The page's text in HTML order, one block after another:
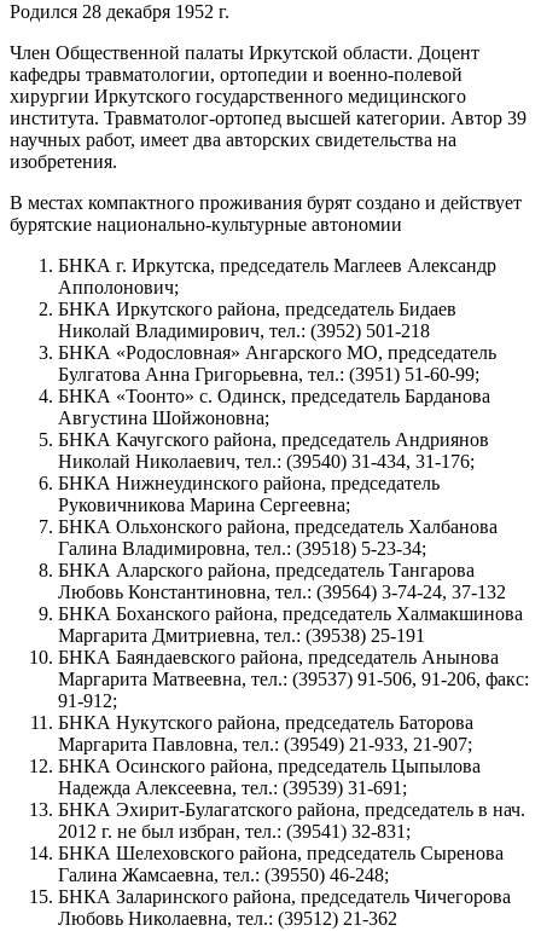
Родился 28 декабря 1952 г.
Член Общественной палаты Иркутской области. Доцент
кафедры травматологии, ортопедии и военно-полевой
хирургии Иркутского государственного медицинского
института. Травматолог-ортопед высшей категории. Автор 39
научных работ, имеет два авторских свидетельства на
изобретения.
В местах компактного проживания бурят создано и действует
бурятские национально-культурные автономии
БНКА г. Иркутска, председатель Маглеев Александр
Апполонович;
БНКА Иркутского района, председатель Бидаев
Николай Владимирович, тел.: (3952) 501-218
БНКА «Родословная» Ангарского МО, председатель
Булгатова Анна Григорьевна, тел.: (3951) 51-60-99;
БНКА «Тоонто» с. Одинск, председатель Барданова
Августина Шойжоновна;
БНКА Качугского района, председатель Андриянов
Николай Николаевич, тел.: (39540) 31-434, 31-176;
БНКА Нижнеудинского района, председатель
Руковичникова Марина Сергеевна;
БНКА Ольхонского района, председатель Халбанова
Галина Владимировна, тел.: (39518) 5-23-34;
БНКА Аларского района, председатель Тангарова
Любовь Константиновна, тел.: (39564) 3-74-24, 37-132
БНКА Боханского района, председатель Халмакшинова
Маргарита Дмитриевна, тел.: (39538) 25-191
БНКА Баяндаевского района, председатель Анынова
Маргарита Матвеевна, тел.: (39537) 91-506, 91-206, факс:
91-912;
БНКА Нукутского района, председатель Баторова
Маргарита Павловна, тел.: (39549) 21-933, 21-907;
БНКА Осинского района, председатель Цыпылова
Надежда Алексеевна, тел.: (39539) 31-691;
БНКА Эхирит-Булагатского района, председатель в нач.
2012 г. не был избран, тел.: (39541) 32-831;
БНКА Шелеховского района, председатель Сыренова
Галина Жамсаевна, тел.: (39550) 46-248;
БНКА Заларинского района, председатель Чичегорова
Любовь Николаевна, тел.: (39512) 21-362